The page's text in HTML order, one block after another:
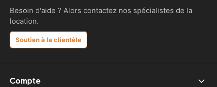
Besoin d'aide ? Alors contactez nos spécialistes de la
location.
Soutien à la clientèle
Compte